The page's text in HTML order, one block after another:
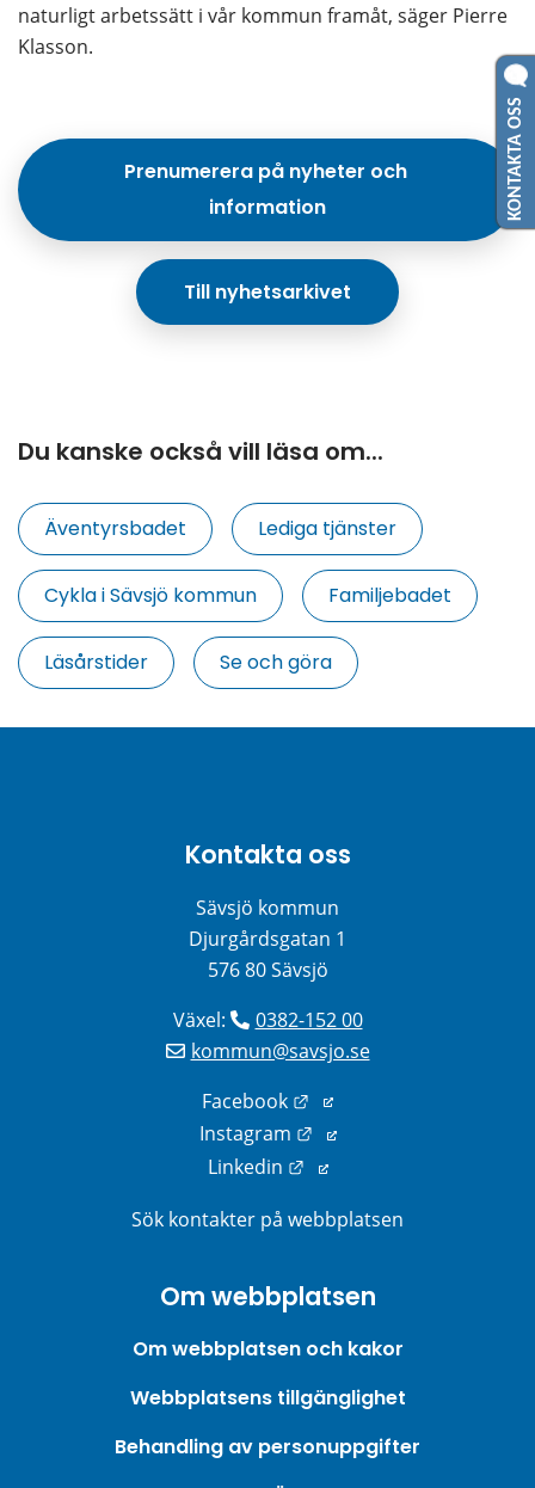
naturligt arbetssätt i vår kommun framåt, säger Pierre
Klasson.
Prenumerera på nyheter och
information
Till nyhetsarkivet
Du kanske också vill läsa om...
Äventyrsbadet Lediga tjänster
Cykla i Sävsjö kommun Familjebadet
Läsårstider Se och göra
Kontakta oss
Sävsjö kommun
Djurgårdsgatan 1
576 80 Sävsjö
Växel:
0382-152 00
kommun@savsjo.se
Facebook
Länk till annan
Instagram
Länk till annan
Linkedin
Länk till annan webbplats.
Sök kontakter på webbplatsen
Om webbplatsen
Om webbplatsen och kakor
Webbplatsens tillgänglighet
Behandling av personuppgifter
KONTAKTA OSS